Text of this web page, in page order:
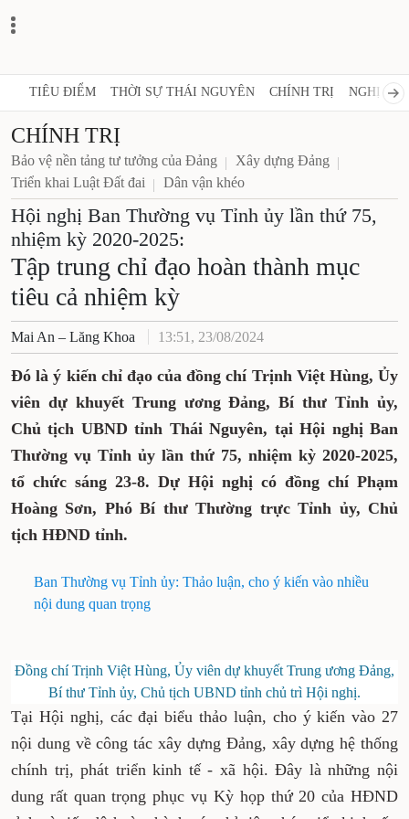
TIÊU ĐIỂM THỜI SỰ THÁI NGUYÊN CHÍNH TRỊ NGHỊ
CHÍNH TRỊ
Bảo vệ nền tảng tư tưởng của Đảng
Xây dựng Đảng
Triển khai Luật Đất đai
Dân vận khéo
Hội nghị Ban Thường vụ Tỉnh ủy lần
thứ 75, nhiệm kỳ 2020-2025:
Tập trung chỉ đạo hoàn thành
mục tiêu cả nhiệm kỳ
Mai An – Lăng Khoa 13:51, 23/08/2024
Đó là ý kiến chỉ đạo của đồng chí Trịnh Việt
Hùng, Ủy viên dự khuyết Trung ương Đảng,
Bí thư Tỉnh ủy, Chủ tịch UBND tỉnh Thái
Nguyên, tại Hội nghị Ban Thường vụ Tỉnh ủy
lần thứ 75, nhiệm kỳ 2020-2025, tổ chức sáng
23-8. Dự Hội nghị có đồng chí Phạm Hoàng
tịch HĐND tỉnh.
Đồng chí Trịnh Việt Hùng, Ủy viên dự khuyết Trung
ương Đảng, Bí thư Tỉnh ủy, Chủ tịch UBND tỉnh chủ trì
Hội nghị.
Tại Hội nghị, các đại biểu thảo luận, cho ý kiến
vào 27 nội dung về công tác xây dựng Đảng, xây